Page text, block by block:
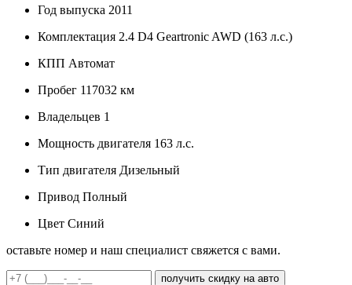
Год выпуска 2011
Комплектация 2.4 D4 Geartronic AWD (163 л.с.)
КПП Автомат
Пробег 117032 км
Владельцев 1
Мощность двигателя 163 л.с.
Тип двигателя Дизельный
Привод Полный
Цвет Синий
оставьте номер и наш специалист свяжется с вами.
получить скидку на авто